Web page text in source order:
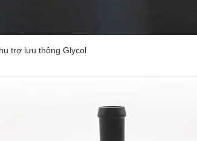
trợ lưu thông Glycol